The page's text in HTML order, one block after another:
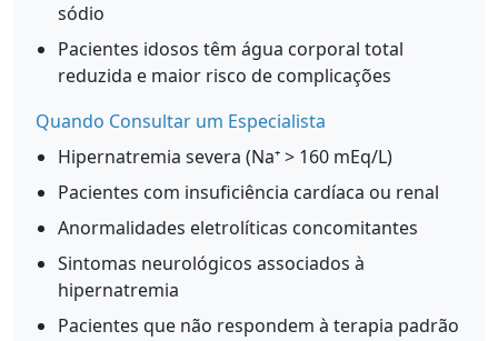
sódio
Pacientes idosos têm água corporal total
reduzida e maior risco de complicações
Quando Consultar um Especialista
Hipernatremia severa (Na⁺ > 160 mEq/L)
Pacientes com insuficiência cardíaca ou renal
Anormalidades eletrolíticas concomitantes
Sintomas neurológicos associados à
hipernatremia
Pacientes que não respondem à terapia padrão